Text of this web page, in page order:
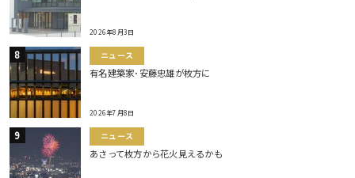
2026年8月3日
ニュース
有名建築家･安藤忠雄が枚方に
2026年7月8日
ニュース
あさって枚方から花火見えるかも